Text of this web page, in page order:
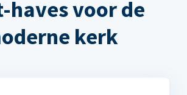
haves voor de
kerk